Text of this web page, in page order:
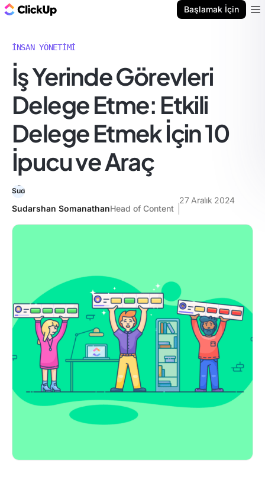
Başlamak İçin
İNSAN YÖNETIMI
İş Yerinde Görevleri
Delege Etme: Etkili
Delege Etmek İçin 10
İpucu ve Araç
Sudarshan SomanathanHead of Content
27 Aralık 2024